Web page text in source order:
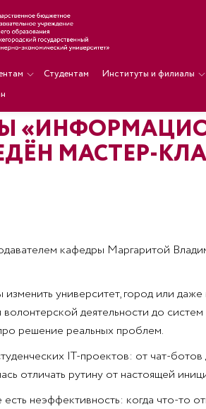
Студентам Институты и филиалы
МАСТЕР-
кафедры Маргаритой
университет, город или даже
деятельности до
решение реальных проблем.
IT-проектов: от чат-
отличать рутину от настоящей
неэффективность: когда что-то